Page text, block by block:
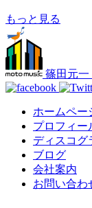
もっと見る
篠田元一
ホームペー
プロフィー
ディスコグ
ブログ
会社案内
お問い合わ